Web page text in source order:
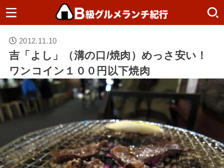
2012.11.10
吉「よし」（溝の口/焼肉）めっさ安い！
ワンコイン１００円以下焼肉